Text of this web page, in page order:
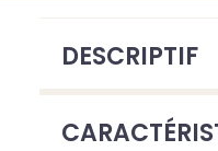
DESCRIPTIF